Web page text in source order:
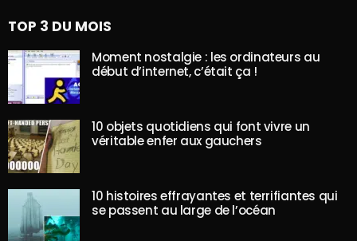
TOP 3 DU MOIS
Moment nostalgie : les ordinateurs au
début d’internet, c’était ça !
10 objets quotidiens qui font vivre un
véritable enfer aux gauchers
10 histoires effrayantes et terrifiantes qui
se passent au large de l’océan